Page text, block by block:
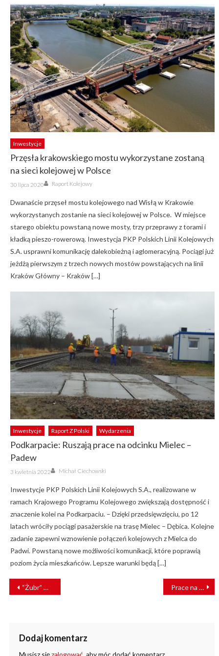
Inwestycje
Przęsła krakowskiego mostu wykorzystane zostaną
na sieci kolejowej w Polsce
Posted
on
30 lipca 2020 Author
Raport Kolejowy
Dwanaście przęseł mostu kolejowego nad Wisłą w Krakowie
wykorzystanych zostanie na sieci kolejowej w Polsce. W miejsce
starego obiektu powstaną nowe mosty, trzy przeprawy z torami i
kładką pieszo-rowerową. Inwestycja PKP Polskich Linii Kolejowych
S.A. usprawni komunikację dalekobieżną i aglomeracyjną. Pociągi już
jeżdżą pierwszym z trzech nowych mostów powstających na linii
Kraków Główny – Kraków […]
Inwestycje Raport Z Polski Wydarzenia
Podkarpacie: Ruszają prace na odcinku Mielec –
Padew
Posted
on
3 kwietnia 2022 Author
Michał Ciechowski
Inwestycje PKP Polskich Linii Kolejowych S.A., realizowane w
ramach Krajowego Programu Kolejowego zwiększają dostępność i
znaczenie kolei na Podkarpaciu. – Dzięki przedsięwzięciu, po 12
latach wróciły pociągi pasażerskie na trasę Mielec – Dębica. Kolejne
zadanie zapewni wznowienie połączeń kolejowych z Mielca do
Padwi. Powstaną nowe możliwości komunikacji, które poprawią
poziom życia mieszkańców. Lepsze warunki będą […]
NAWIGACJA
WPISU
“Żubr” wjechał w stado żubrów Prace na stacji Bydgoszcz Fordon nabierają tempa
Dodaj komentarz
Musisz sięzalogować , aby móc dodać komentarz.